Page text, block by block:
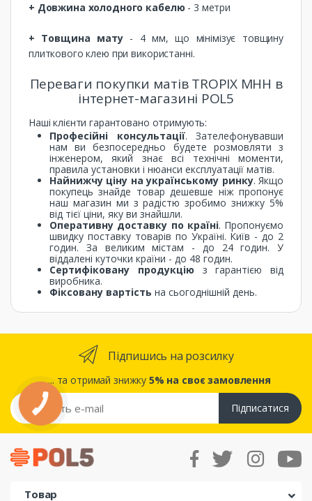
+ Довжина холодного кабелю - 3 метри
+ Товщина мату- 4 мм, що мінімізує товщину
плиткового клею при використанні.
Переваги покупки матів TROPIX МНН в
інтернет-магазині POL5
Наші клієнти гарантовано отримують:
Професійні консультації. Зателефонувавши
нам ви безпосередньо будете розмовляти з
інженером, який знає всі технічні моменти,
правила установки і нюанси експлуатації матів.
Найнижчу ціну на українському ринку. Якщо
покупець знайде товар дешевше ніж пропонує
наш магазин ми з радістю зробимо знижку 5%
від тієї ціни, яку ви знайшли.
Оперативну доставку по країні. Пропонуємо
швидку поставку товарів по Україні. Київ - до 2
годин. За великим містам - до 24 годин. У
віддалені куточки країни - до 48 годин.
Сертифіковану продукцію з гарантією від
виробника.
Фіксовану вартість на сьогоднішній день.
Підпишись на розсилку
... та отримай знижку 5% на своє замовлення
Підписатися
Товар